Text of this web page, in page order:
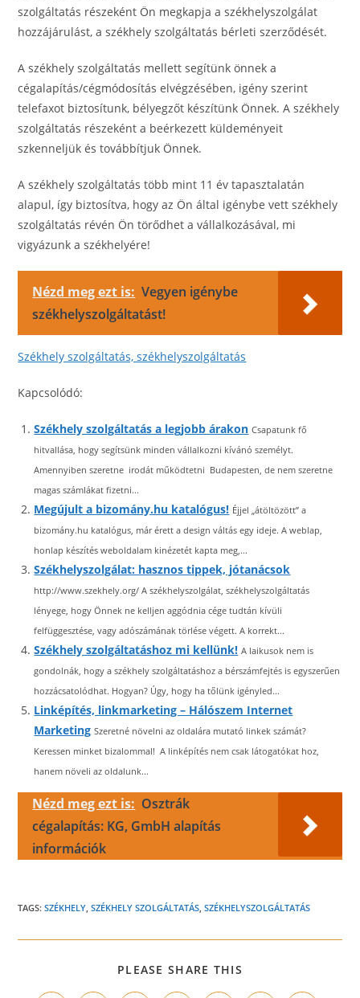
szolgáltatás részeként Ön megkapja a székhelyszolgálat
hozzájárulást, a székhely szolgáltatás bérleti szerződését.
A székhely szolgáltatás mellett segítünk önnek a
cégalapítás/cégmódosítás elvégzésében, igény szerint
telefaxot biztosítunk, bélyegzőt készítünk Önnek. A székhely
szolgáltatás részeként a beérkezett küldeményeit
szkenneljük és továbbítjuk Önnek.
A székhely szolgáltatás több mint 11 év tapasztalatán
alapul, így biztosítva, hogy az Ön által igénybe vett székhely
szolgáltatás révén Ön törődhet a vállalkozásával, mi
vigyázunk a székhelyére!
Nézd meg ezt is: Vegyen igénybe
székhelyszolgáltatást!
Székhely szolgáltatás, székhelyszolgáltatás
Kapcsolódó:
Székhely szolgáltatás a legjobb árakon Csapatunk fő
hitvallása, hogy segítsünk minden vállalkozni kívánó személyt.
Amennyiben szeretne irodát működtetni Budapesten, de nem szeretne
magas számlákat fizetni...
Megújult a bizomány.hu katalógus! Éjjel „átöltözött” a
bizomány.hu katalógus, már érett a design váltás egy ideje. A weblap,
honlap készítés weboldalam kinézetét kapta meg,...
Székhelyszolgálat: hasznos tippek, jótanácsok
http://www.szekhely.org/ A székhelyszolgálat, székhelyszolgáltatás
lényege, hogy Önnek ne kelljen aggódnia cége tudtán kívüli
felfüggesztése, vagy adószámának törlése végett. A korrekt...
Székhely szolgáltatáshoz mi kellünk! A laikusok nem is
gondolnák, hogy a székhely szolgáltatáshoz a bérszámfejtés is egyszerűen
hozzácsatolódhat. Hogyan? Úgy, hogy ha tőlünk igényled...
Linképítés, linkmarketing – Hálószem Internet
Marketing Szeretné növelni az oldalára mutató linkek számát?
Keressen minket bizalommal! A linképítés nem csak látogatókat hoz,
hanem növeli az oldalunk...
Nézd meg ezt is: Osztrák
cégalapítás: KG, GmbH alapítás
információk
TAGS:SZÉKHELY, SZÉKHELY SZOLGÁLTATÁS, SZÉKHELYSZOLGÁLTATÁS
PLEASE SHARE THIS
CONTENT